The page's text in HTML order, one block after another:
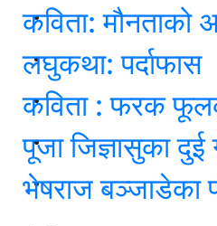
कविता: मौनताको
लघुकथा: पर्दाफास
कविता : फरक
पूजा जिज्ञासुका
भेषराज